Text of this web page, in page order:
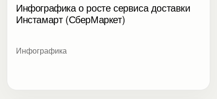
Инфографика о росте сервиса доставки
Инстамарт (СберМаркет)
Инфографика